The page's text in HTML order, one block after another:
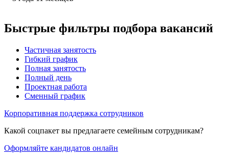
Быстрые фильтры подбора вакансий
Частичная занятость
Гибкий график
Полная занятость
Полный день
Проектная работа
Сменный график
Корпоративная поддержка сотрудников
Какой соцпакет вы предлагаете семейным сотрудникам?
Оформляйте кандидатов онлайн